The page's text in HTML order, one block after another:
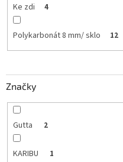
Ke zdi 4
Polykarbonát 8 mm/ sklo 12
Značky
Gutta 2
KARIBU 1